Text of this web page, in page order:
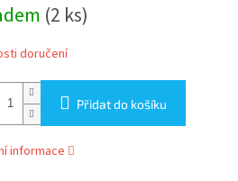
(2 ks)
doručení
Přidat do košíku
informace